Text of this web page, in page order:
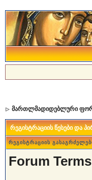
მართლმადიდებლური
რეგისტრაციის წესები და
რეგისტრაციის
Forum